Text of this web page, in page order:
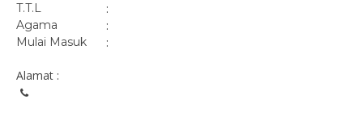
T.T.L :
Agama :
Mulai Masuk :
Alamat :